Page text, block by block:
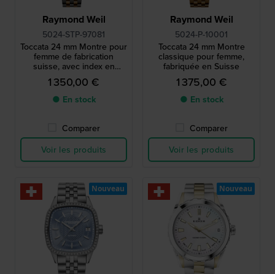
Raymond Weil
5024-STP-97081
Toccata 24 mm Montre pour
femme de fabrication
suisse, avec index en
diamants et cadran en
nacre
1 350,00 €
● En stock
Comparer
Voir les produits
Raymond Weil
5024-P-10001
Toccata 24 mm Montre
classique pour femme,
fabriquée en Suisse
1 375,00 €
● En stock
Comparer
Voir les produits
Nouveau Nouveau